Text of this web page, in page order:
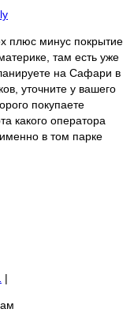
плюс минус покрытие
там есть уже
на Сафари в
уточните у вашего
покупаете
какого оператора
в том парке
|